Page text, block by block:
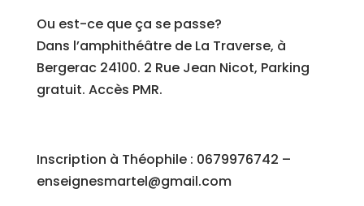
Ou est-ce que ça se passe?
Dans l’amphithéâtre de La Traverse, à
Bergerac 24100. 2 Rue Jean Nicot, Parking
gratuit. Accès PMR.
Inscription à Théophile : 0679976742 –
enseignesmartel@gmail.com